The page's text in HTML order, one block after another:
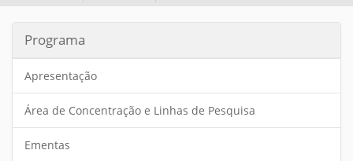
Programa
Apresentação
Área de Concentração e Linhas de Pesquisa
Ementas